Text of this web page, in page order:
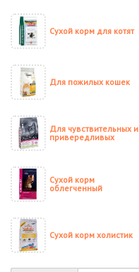
Сухой корм для котят
Для пожилых кошек
Для чувствительных и
привередливых
Сухой корм
облегченный
Сухой корм холистик